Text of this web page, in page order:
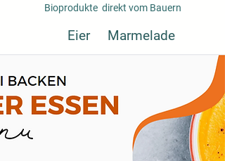
Bioprodukte direkt vom Bauern
Eier
Marmelade
Fertiggerichte
Gemüse